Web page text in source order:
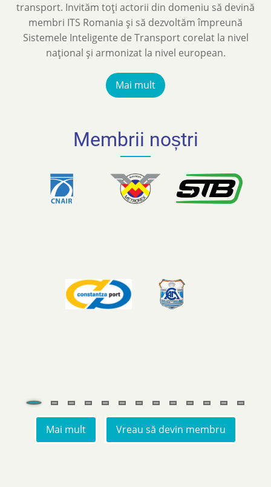
transport. Invităm toți actorii din domeniu să devină
membri ITS Romania și să dezvoltăm împreună
Sistemele Inteligente de Transport corelat la nivel
național și armonizat la nivel european.
Mai mult
Membrii noștri
Slideshow
Slide 1 of 13
Mai mult Vreau să devin membru